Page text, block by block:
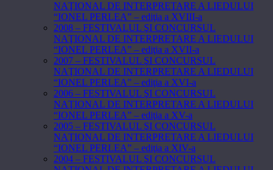
NAŢIONAL DE INTERPRETARE A LIEDULUI
“IONEL PERLEA” – ediţia a XVIII-a
2008 – FESTIVALUL ŞI CONCURSUL
NAŢIONAL DE INTERPRETARE A LIEDULUI
“IONEL PERLEA” – ediţia a XVII-a
2007 – FESTIVALUL ŞI CONCURSUL
NAŢIONAL DE INTERPRETARE A LIEDULUI
“IONEL PERLEA” – ediţia a XVI-a
2006 – FESTIVALUL ŞI CONCURSUL
NAŢIONAL DE INTERPRETARE A LIEDULUI
“IONEL PERLEA” – ediţia a XV-a
2005 – FESTIVALUL ŞI CONCURSUL
NAŢIONAL DE INTERPRETARE A LIEDULUI
“IONEL PERLEA” – ediţia a XIV-a
2004 – FESTIVALUL ŞI CONCURSUL